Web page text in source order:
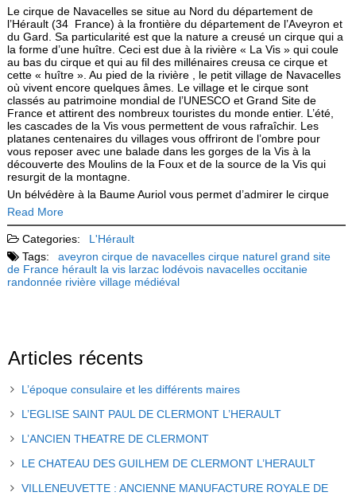
Le cirque de Navacelles se situe au Nord du département de
l’Hérault (34 France) à la frontière du département de l’Aveyron et
du Gard. Sa particularité est que la nature a creusé un cirque qui a
la forme d’une huître. Ceci est due à la rivière « La Vis » qui coule
au bas du cirque et qui au fil des millénaires creusa ce cirque et
cette « huître ». Au pied de la rivière , le petit village de Navacelles
où vivent encore quelques âmes. Le village et le cirque sont
classés au patrimoine mondial de l’UNESCO et Grand Site de
France et attirent des nombreux touristes du monde entier. L’été,
les cascades de la Vis vous permettent de vous rafraîchir. Les
platanes centenaires du villages vous offriront de l’ombre pour
vous reposer avec une balade dans les gorges de la Vis à la
découverte des Moulins de la Foux et de la source de la Vis qui
resurgit de la montagne.
Un bélvédère à la Baume Auriol vous permet d’admirer le cirque
Read More
Categories:
L'Hérault
Tags:
aveyron cirque de navacelles cirque naturel grand site
de France hérault la vis larzac lodévois navacelles occitanie
randonnée rivière village médiéval
Articles récents
L’époque consulaire et les différents maires
L’EGLISE SAINT PAUL DE CLERMONT L’HERAULT
L’ANCIEN THEATRE DE CLERMONT
LE CHATEAU DES GUILHEM DE CLERMONT L’HERAULT
VILLENEUVETTE : ANCIENNE MANUFACTURE ROYALE DE